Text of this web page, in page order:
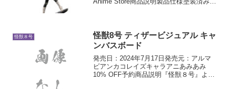
ル...
怪獣８号
怪獣8号 ティザービジュアル キャ
ンバスボード
発売日：2024年7月17日発売元：アルマ
ビアンカコレイズキャラアニあみあみ
10% OFF予約商品説明『怪獣８号』よ